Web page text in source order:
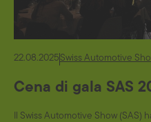
22.08.2025 Swiss Automotive
Cena di gala SAS
Il Swiss Automotive Show (SAS)